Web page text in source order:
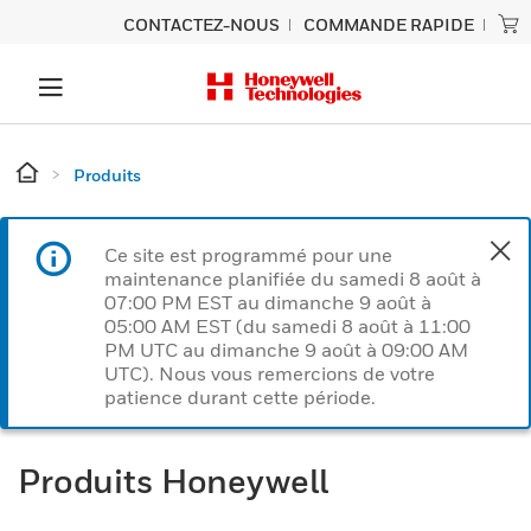
CONTACTEZ-NOUS COMMANDE RAPIDE
Produits
Ce site est programmé pour une
maintenance planifiée du samedi 8 août à
07:00 PM EST au dimanche 9 août à
05:00 AM EST (du samedi 8 août à 11:00
PM UTC au dimanche 9 août à 09:00 AM
UTC). Nous vous remercions de votre
patience durant cette période.
Produits Honeywell